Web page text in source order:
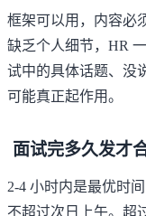
框架可以用，内容必
缺乏个人细节，HR
试中的具体话题、没
可能真正起作用。
面试完多久发才
2-4 小时内是最优时
不超过次日上午。超